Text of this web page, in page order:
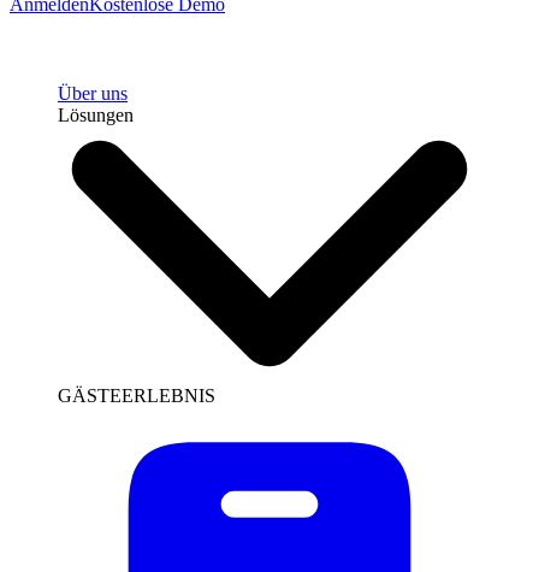
AnmeldenKostenlose Demo
Über uns
Lösungen
GÄSTEERLEBNIS